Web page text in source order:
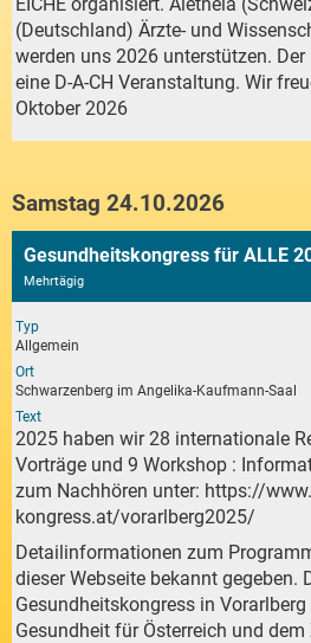
(Deutschland) Ärzte- und
werden uns 2026 unterstützen.
eine D-A-CH Veranstaltung. Wir
Oktober 2026
Samstag 24.10.2026
Gesundheitskongress für ALLE
Mehrtägig
Typ
Allgemein
Ort
Schwarzenberg im Angelika-Kaufmann-Saal
Text
2025 haben wir 28 internationale
Vorträge und 9 Workshop :
zum Nachhören unter: https://
kongress.at/vorarlberg2025/
Detailinformationen zum
dieser Webseite bekannt gegeben.
Gesundheitskongress in
Gesundheit für Österreich und